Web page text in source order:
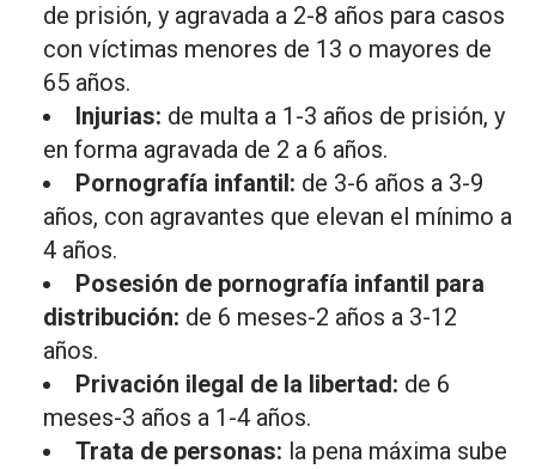
de prisión, y agravada a 2-8 años para casos
con víctimas menores de 13 o mayores de
65 años.
Injurias: de multa a 1-3 años de prisión, y
en forma agravada de 2 a 6 años.
Pornografía infantil: de 3-6 años a 3-9
años, con agravantes que elevan el mínimo a
4 años.
Posesión de pornografía infantil para
distribución: de 6 meses-2 años a 3-12
años.
Privación ilegal de la libertad: de 6
meses-3 años a 1-4 años.
Trata de personas: la pena máxima sube